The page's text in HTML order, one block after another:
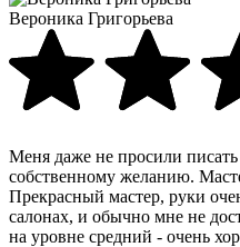
Вероника Григорьева
Меня даже не просили
собственному желанию.
Прекрасный мастер, руки
салонах, и обычно мне не
на уровне средний - очень